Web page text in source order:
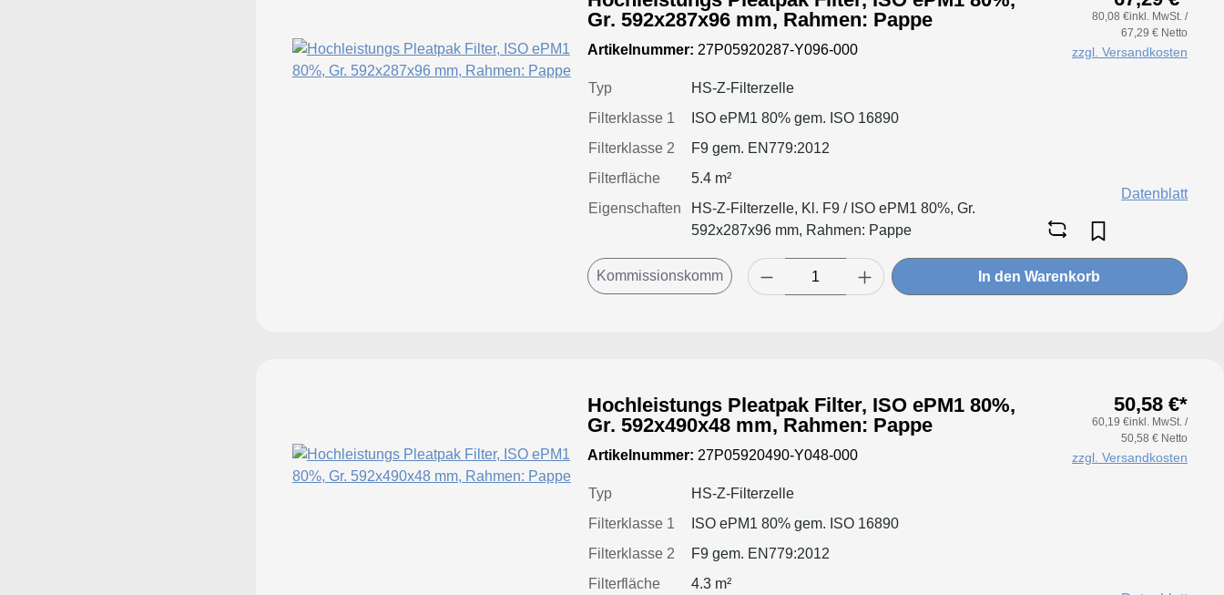
Gr. 592x287x96 mm, Rahmen: Pappe
Artikelnummer: 27P05920287-Y096-000
Typ
HS-Z-Filterzelle
Filterklasse 1
ISO ePM1 80% gem. ISO 16890
Filterklasse 2
F9 gem. EN779:2012
Filterfläche
5.4 m²
Eigenschaften
HS-Z-Filterzelle, Kl. F9 / ISO ePM1 80%, Gr.
592x287x96 mm, Rahmen: Pappe
80,08 €inkl. MwSt. /
67,29 € Netto
zzgl. Versandkosten
Datenblatt
In den Warenkorb
Hochleistungs Pleatpak Filter, ISO ePM1 80%,
Gr. 592x490x48 mm, Rahmen: Pappe
Artikelnummer: 27P05920490-Y048-000
Typ
HS-Z-Filterzelle
Filterklasse 1
ISO ePM1 80% gem. ISO 16890
Filterklasse 2
F9 gem. EN779:2012
Filterfläche
4.3 m²
50,58 €*
60,19 €inkl. MwSt. /
50,58 € Netto
zzgl. Versandkosten